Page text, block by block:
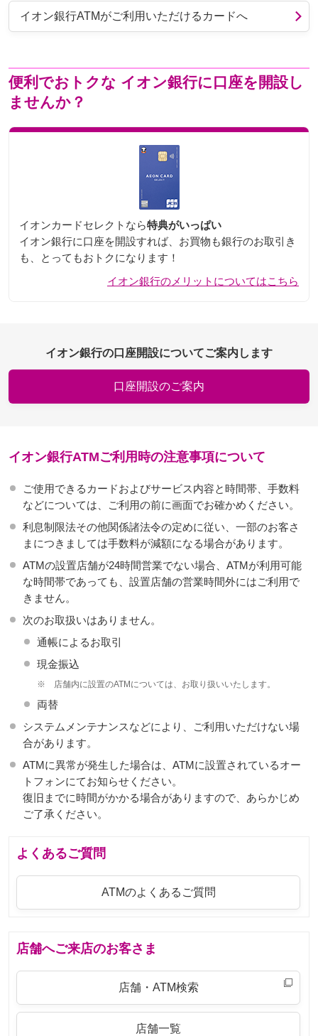
イオン銀行ATMがご利用いただけるカードへ
便利でおトクな イオン銀行に口座を開設し
ませんか？
イオンカードセレクトなら特典がいっぱい
イオン銀行に口座を開設すれば、お買物も銀行のお取引き
も、とってもおトクになります！
イオン銀行のメリットについてはこちら
イオン銀行の口座開設についてご案内します
口座開設のご案内
イオン銀行ATMご利用時の注意事項について
ご使用できるカードおよびサービス内容と時間帯、手数料
などについては、ご利用の前に画面でお確かめください。
利息制限法その他関係諸法令の定めに従い、一部のお客さ
まにつきましては手数料が減額になる場合があります。
ATMの設置店舗が24時間営業でない場合、ATMが利用可能
な時間帯であっても、設置店舗の営業時間外にはご利用で
きません。
次のお取扱いはありません。
通帳によるお取引
現金振込
※ 店舗内に設置のATMについては、お取り扱いいたします。
両替
システムメンテナンスなどにより、ご利用いただけない場
合があります。
ATMに異常が発生した場合は、ATMに設置されているオー
トフォンにてお知らせください。
復旧までに時間がかかる場合がありますので、あらかじめ
ご了承ください。
よくあるご質問
ATMのよくあるご質問
店舗へご来店のお客さま
店舗・ATM検索
店舗一覧